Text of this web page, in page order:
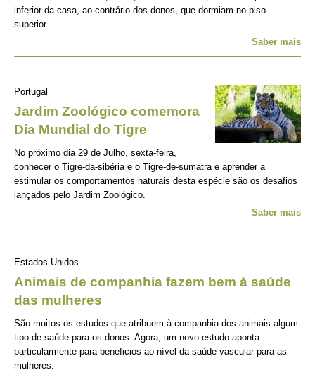
inferior da casa, ao contrário dos donos, que dormiam no piso
superior.
Saber mais
Portugal
Jardim Zoológico comemora
Dia Mundial do Tigre
No próximo dia 29 de Julho, sexta-feira,
conhecer o Tigre-da-sibéria e o Tigre-de-sumatra e aprender a
estimular os comportamentos naturais desta espécie são os desafios
lançados pelo Jardim Zoológico.
Saber mais
Estados Unidos
Animais de companhia fazem bem à saúde
das mulheres
São muitos os estudos que atribuem à companhia dos animais algum
tipo de saúde para os donos. Agora, um novo estudo aponta
particularmente para beneficios ao nível da saúde vascular para as
mulheres.